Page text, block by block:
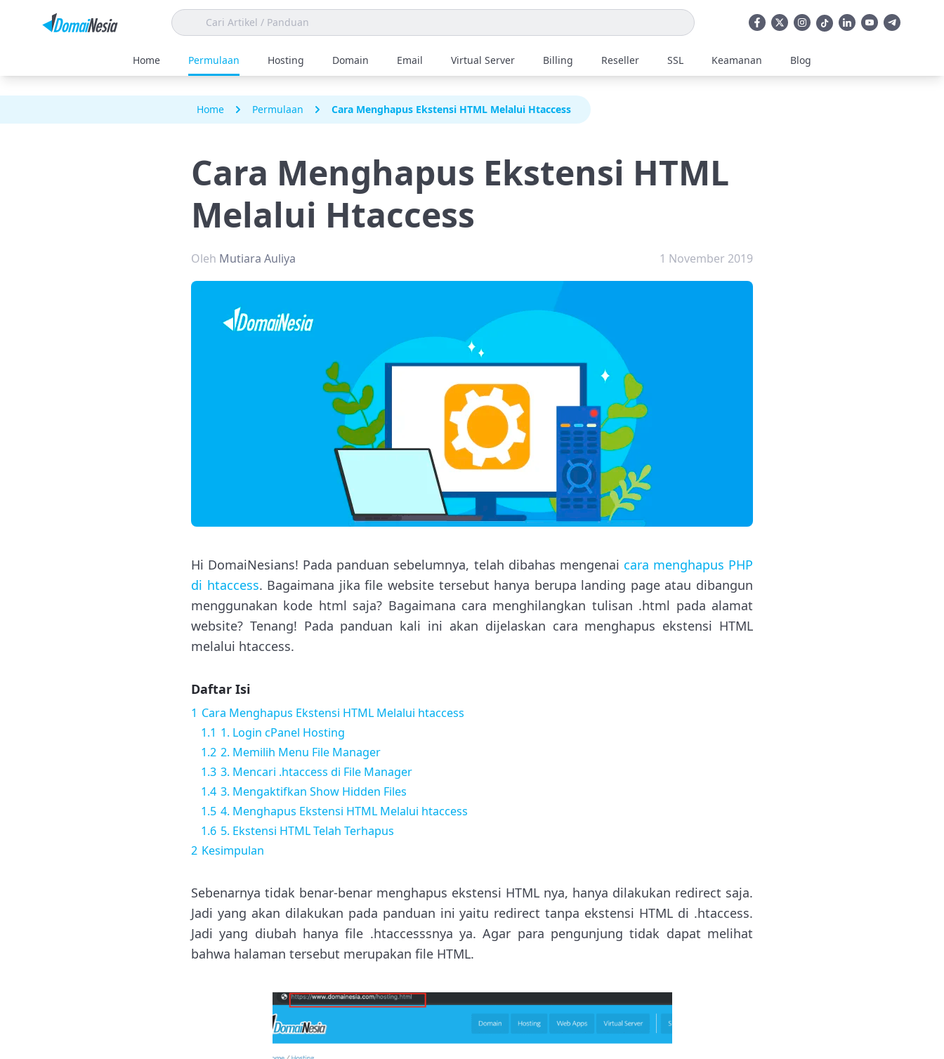
Home Permulaan Hosting Domain Email Virtual Server Billing Reseller SSL Keamanan Blog
Home Permulaan Cara Menghapus Ekstensi HTML Melalui Htaccess
Cara Menghapus Ekstensi HTML
Melalui Htaccess
Oleh Mutiara Auliya 1 November 2019
Hi DomaiNesians! Pada panduan sebelumnya, telah dibahas mengenai cara menghapus PHP
di htaccess. Bagaimana jika file website tersebut hanya berupa landing page atau dibangun
menggunakan kode html saja? Bagaimana cara menghilangkan tulisan .html pada alamat
website? Tenang! Pada panduan kali ini akan dijelaskan cara menghapus ekstensi HTML
melalui htaccess.
Daftar Isi
1 Cara Menghapus Ekstensi HTML Melalui htaccess
1.1 1. Login cPanel Hosting
1.2 2. Memilih Menu File Manager
1.3 3. Mencari .htaccess di File Manager
1.4 3. Mengaktifkan Show Hidden Files
1.5 4. Menghapus Ekstensi HTML Melalui htaccess
1.6 5. Ekstensi HTML Telah Terhapus
2 Kesimpulan
Sebenarnya tidak benar-benar menghapus ekstensi HTML nya, hanya dilakukan redirect saja.
Jadi yang akan dilakukan pada panduan ini yaitu redirect tanpa ekstensi HTML di .htaccess.
Jadi yang diubah hanya file .htaccesssnya ya. Agar para pengunjung tidak dapat melihat
bahwa halaman tersebut merupakan file HTML.